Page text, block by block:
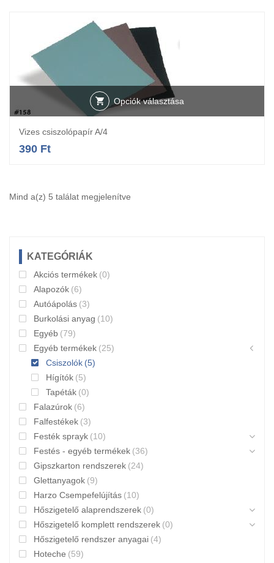
Opciók választása
Vizes csiszolópapír A/4
390 Ft
Mind a(z) 5 találat megjelenítve
KATEGÓRIÁK
Akciós termékek (0)
Alapozók (6)
Autóápolás (3)
Burkolási anyag (10)
Egyéb (79)
Egyéb termékek (25)
Csiszolók (5)
Hígítók (5)
Tapéták (0)
Falazúrok (6)
Falfestékek (3)
Festék sprayk (10)
Festés - egyéb termékek (36)
Gipszkarton rendszerek (24)
Glettanyagok (9)
Harzo Csempefelújítás (10)
Hőszigetelő alaprendszerek (0)
Hőszigetelő komplett rendszerek (0)
Hőszigetelő rendszer anyagai (4)
Hoteche (59)